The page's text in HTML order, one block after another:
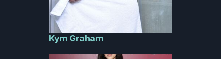
Kym Graham